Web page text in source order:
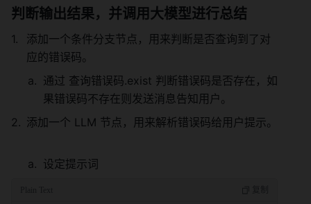
判断输出结果，并调用大模型进行总结
添加一个条件分支节点，用来判断是否查询到了对
应的错误码。
通过 查询错误码.exist 判断错误码是否存在，如
果错误码不存在则发送消息告知用户。
设定提示词